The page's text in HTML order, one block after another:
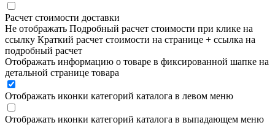
Расчет стоимости доставки
Не отображать Подробный расчет стоимости при клике на
ссылку Краткий расчет стоимости на странице + ссылка на
подробный расчет
Отображать информацию о товаре в фиксированной шапке на
детальной странице товара
Отображать иконки категорий каталога в левом меню
Отображать иконки категорий каталога в выпадающем меню